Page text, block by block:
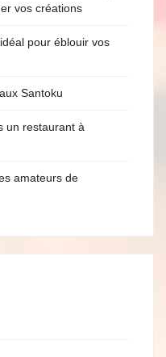
vos créations
pour éblouir vos
Santoku
un restaurant à
amateurs de